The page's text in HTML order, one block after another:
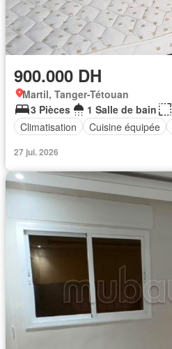
900.000 DH
Martil, Tanger-Tétouan
3 Pièces
1 Salle de bain
Climatisation
Cuisine équipée
27 jui. 2026